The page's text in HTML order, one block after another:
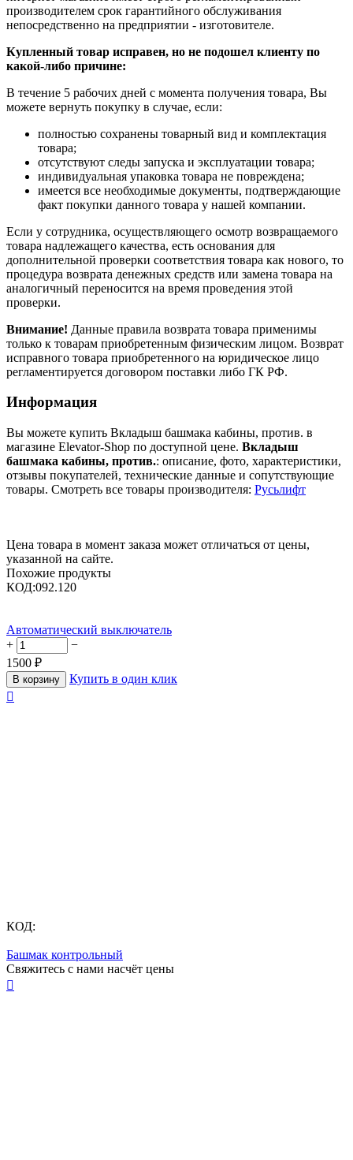
производителем срок гарантийного обслуживания
непосредственно на предприятии - изготовителе.
Купленный товар исправен, но не подошел клиенту по
какой-либо причине:
В течение 5 рабочих дней с момента получения товара, Вы
можете вернуть покупку в случае, если:
полностью сохранены товарный вид и комплектация
товара;
отсутствуют следы запуска и эксплуатации товара;
индивидуальная упаковка товара не повреждена;
имеется все необходимые документы, подтверждающие
факт покупки данного товара у нашей компании.
Если у сотрудника, осуществляющего осмотр возвращаемого
товара надлежащего качества, есть основания для
дополнительной проверки соответствия товара как нового, то
процедура возврата денежных средств или замена товара на
аналогичный переносится на время проведения этой
проверки.
Внимание! Данные правила возврата товара применимы
только к товарам приобретенным физическим лицом. Возврат
исправного товара приобретенного на юридическое лицо
регламентируется договором поставки либо ГК РФ.
Информация
Вы можете купить Вкладыш башмака кабины, против. в
магазине Elevator-Shop по доступной цене. Вкладыш
башмака кабины, против.: описание, фото, характеристики,
отзывы покупателей, технические данные и сопутствующие
товары. Смотреть все товары производителя: Русьлифт
Цена товара в момент заказа может отличаться от цены,
указанной на сайте.
Похожие продукты
КОД:092.120
Автоматический выключатель
+
−
1500 ₽
В корзину
Купить в один клик

КОД:
Башмак контрольный
Свяжитесь с нами насчёт цены
